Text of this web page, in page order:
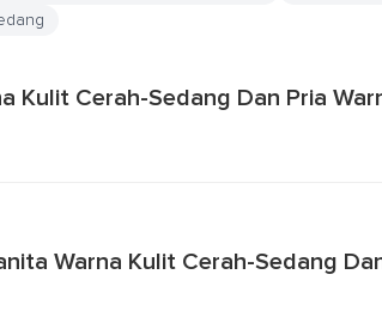
Kulit Cerah-Sedang Dan Pria
Warna Kulit Cerah-Sedang